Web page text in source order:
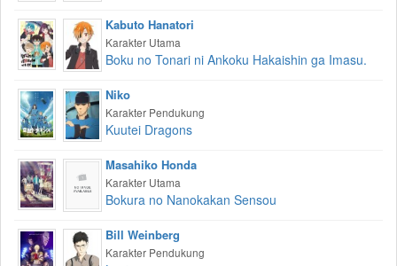
Kabuto Hanatori
Karakter Utama
Boku no Tonari ni Ankoku Hakaishin ga Imasu.
Niko
Karakter Pendukung
Kuutei Dragons
Masahiko Honda
Karakter Utama
Bokura no Nanokakan Sensou
Bill Weinberg
Karakter Pendukung